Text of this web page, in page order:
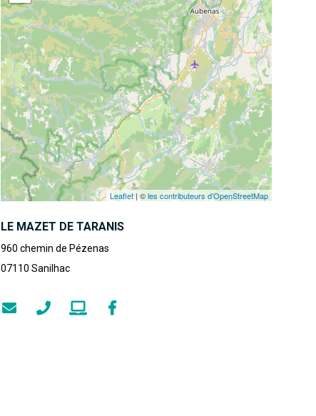
Leaflet | ©les contributeurs d’OpenStreetMap
LE MAZET DE TARANIS
960 chemin de Pézenas
07110 Sanilhac